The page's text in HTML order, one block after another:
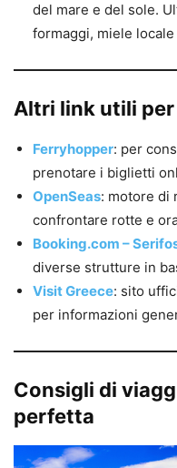
del mare e del sole.
formaggi, miele
Altri link utili
Ferryhopper: per
prenotare i biglietti
OpenSeas: motore di
confrontare rotte e
Booking.com –
diverse strutture in
Visit Greece: sito
per informazioni
Consigli di
perfetta